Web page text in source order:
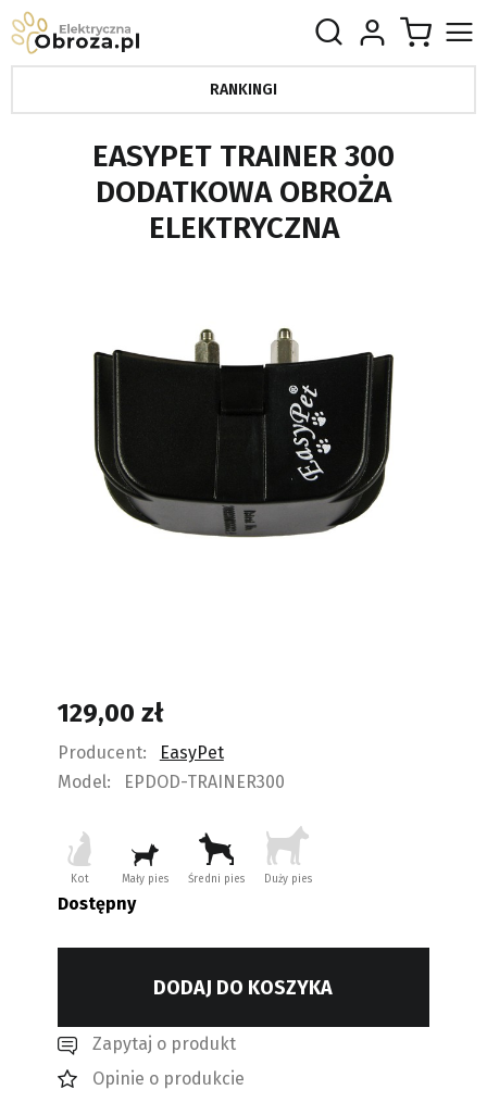
RANKINGI
EASYPET TRAINER 300
DODATKOWA OBROŻA
ELEKTRYCZNA
Producent:
EasyPet
Model:
EPDOD-TRAINER300
Kot Mały pies Średni pies Duży pies
129,00 zł
Dostępny
DODAJ DO KOSZYKA
Zapytaj o produkt
Opinie o produkcie